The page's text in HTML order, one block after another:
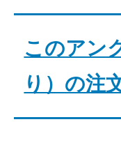
このアン
り）の注